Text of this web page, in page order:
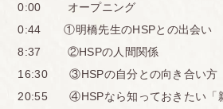
0:00 オープニング
0:44 ①明橋先生のHSPとの出会い
8:37 ②HSPの人間関係
16:30 ③HSPの自分との向き合い方
20:55 ④HSPなら知っておきたい「親